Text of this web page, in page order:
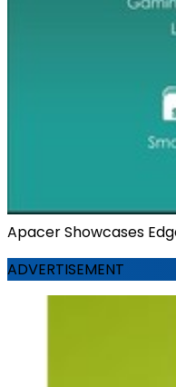
Apacer Showcases
ADVERTISEMENT